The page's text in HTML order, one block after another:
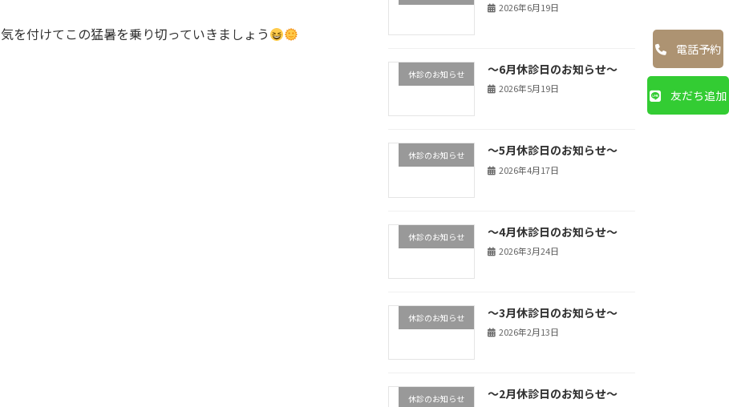
を付けてこの猛暑を乗り切っていきましょう
2026年6月19日
休診のお知らせ ～6月休診日のお知らせ～
2026年5月19日
休診のお知らせ ～5月休診日のお知らせ～
2026年4月17日
休診のお知らせ ～4月休診日のお知らせ～
2026年3月24日
休診のお知らせ ～3月休診日のお知らせ～
2026年2月13日
休診のお知らせ ～2月休診日のお知らせ～
電話予約
友だち追加